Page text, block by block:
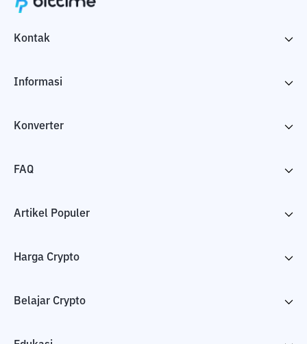
Kontak
Informasi
Konverter
FAQ
Artikel Populer
Harga Crypto
Belajar Crypto